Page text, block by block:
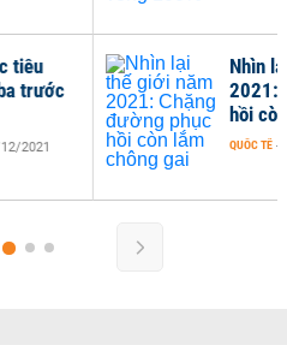
giới năm
đường phục
chông gai
| 17/12/2021